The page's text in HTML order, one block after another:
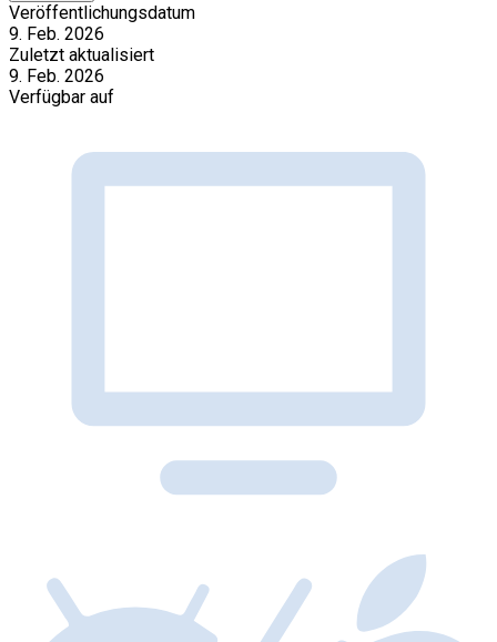
Veröffentlichungsdatum
9. Feb. 2026
Zuletzt aktualisiert
9. Feb. 2026
Verfügbar auf